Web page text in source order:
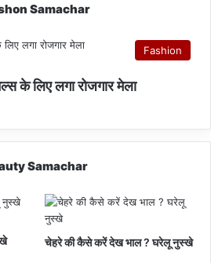
Samachar
Fashion
के लिए लगा रोजगार मेला
Samachar
चेहरे की कैसे करें देख भाल ? घरेलू नुस्खे